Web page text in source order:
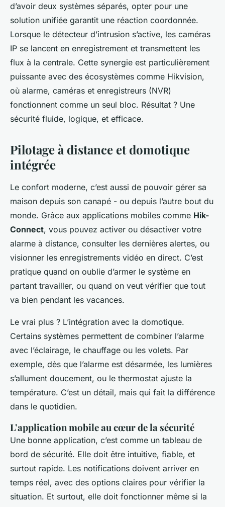
d’avoir deux systèmes séparés, opter pour une
solution unifiée garantit une réaction coordonnée.
Lorsque le détecteur d’intrusion s’active, les caméras
IP se lancent en enregistrement et transmettent les
flux à la centrale. Cette synergie est particulièrement
puissante avec des écosystèmes comme Hikvision,
où alarme, caméras et enregistreurs (NVR)
fonctionnent comme un seul bloc. Résultat ? Une
sécurité fluide, logique, et efficace.
Pilotage à distance et domotique
intégrée
Le confort moderne, c’est aussi de pouvoir gérer sa
maison depuis son canapé - ou depuis l’autre bout du
monde. Grâce aux applications mobiles comme Hik-
Connect, vous pouvez activer ou désactiver votre
alarme à distance, consulter les dernières alertes, ou
visionner les enregistrements vidéo en direct. C’est
pratique quand on oublie d’armer le système en
partant travailler, ou quand on veut vérifier que tout
va bien pendant les vacances.
Le vrai plus ? L’intégration avec la domotique.
Certains systèmes permettent de combiner l’alarme
avec l’éclairage, le chauffage ou les volets. Par
exemple, dès que l’alarme est désarmée, les lumières
s’allument doucement, ou le thermostat ajuste la
température. C’est un détail, mais qui fait la différence
dans le quotidien.
L’application mobile au cœur de la sécurité
Une bonne application, c’est comme un tableau de
bord de sécurité. Elle doit être intuitive, fiable, et
surtout rapide. Les notifications doivent arriver en
temps réel, avec des options claires pour vérifier la
situation. Et surtout, elle doit fonctionner même si la